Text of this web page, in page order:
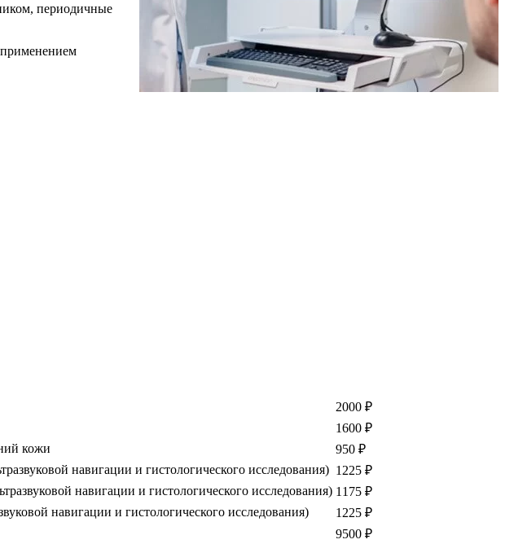
периодичные
2000 ₽
1600 ₽
кожи
950 ₽
навигации и гистологического исследования) 1225 ₽
навигации и гистологического исследования) 1175 ₽
навигации и гистологического исследования)
1225 ₽
9500 ₽